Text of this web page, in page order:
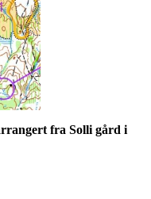
fra Solli gård i